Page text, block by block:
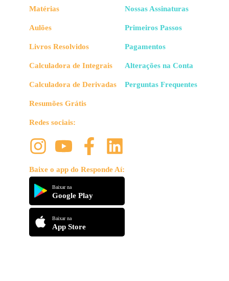
Matérias
Aulões
Livros Resolvidos
Calculadora de Integrais
Calculadora de Derivadas
Resumões Grátis
Redes sociais:
Baixe o app do Responde Aí:
Baixar na
Google Play
Baixar na
App Store
Nossas Assinaturas
Primeiros Passos
Pagamentos
Alterações na Conta
Perguntas Frequentes